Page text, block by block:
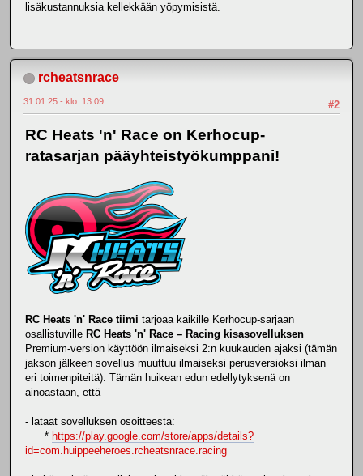
lisäkustannuksia kellekkään yöpymisistä.
rcheatsnrace
#2
31.01.25 - klo: 13.09
RC Heats 'n' Race on Kerhocup-
ratasarjan pääyhteistyökumppani!
RC Heats 'n' Race tiimi tarjoaa kaikille Kerhocup-sarjaan
osallistuville RC Heats 'n' Race – Racing kisasovelluksen
Premium-version käyttöön ilmaiseksi 2:n kuukauden ajaksi (tämän
jakson jälkeen sovellus muuttuu ilmaiseksi perusversioksi ilman
eri toimenpiteitä). Tämän huikean edun edellytyksenä on
ainoastaan, että
- lataat sovelluksen osoitteesta:
* https://play.google.com/store/apps/details?
id=com.huippeeheroes.rcheatsnrace.racing